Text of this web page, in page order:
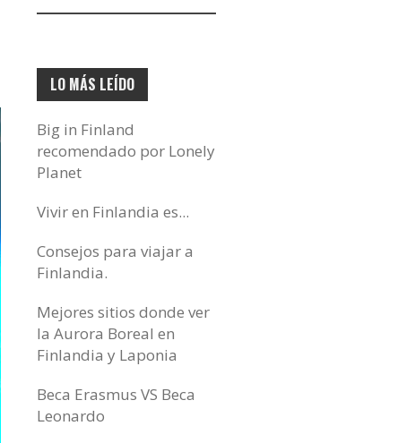
electrónico…
LO MÁS LEÍDO
Big in Finland
recomendado por Lonely
Planet
Vivir en Finlandia es...
Consejos para viajar a
Finlandia.
Mejores sitios donde ver
la Aurora Boreal en
Finlandia y Laponia
Beca Erasmus VS Beca
Leonardo